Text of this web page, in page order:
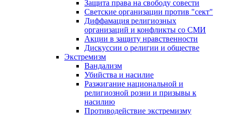
Защита права на свободу совести
Светские организации против "сект"
Диффамация религиозных
организаций и конфликты со СМИ
Акции в защиту нравственности
Дискуссии о религии и обществе
Экстремизм
Вандализм
Убийства и насилие
Разжигание национальной и
религиозной розни и призывы к
насилию
Противодействие экстремизму